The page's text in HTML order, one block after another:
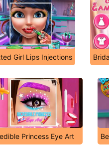
Girl Lips Injections
Princess Eye Art